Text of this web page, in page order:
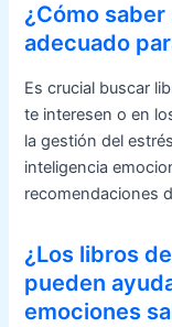
¿Cómo
adecuado
Es crucial buscar
te interesen o en
la gestión del
inteligencia
recomendaciones
¿Los libros
pueden
emociones